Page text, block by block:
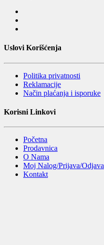
Uslovi Korišćenja
Politika privatnosti
Reklamacije
Način plaćanja i isporuke
Korisni Linkovi
Početna
Prodavnica
O Nama
Moj Nalog/Prijava/Odjava
Kontakt